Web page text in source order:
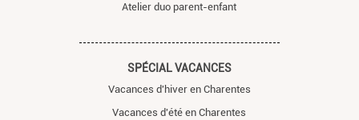
Atelier duo parent-enfant
SPÉCIAL VACANCES
Vacances d'hiver en Charentes
Vacances d'été en Charentes